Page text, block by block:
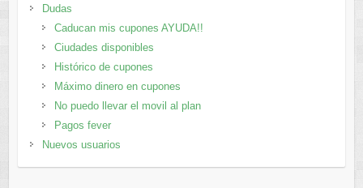
Dudas
Caducan mis cupones AYUDA!!
Ciudades disponibles
Histórico de cupones
Máximo dinero en cupones
No puedo llevar el movil al plan
Pagos fever
Nuevos usuarios